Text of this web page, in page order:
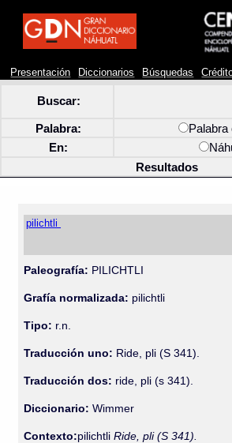
Presentación Diccionarios Búsquedas
Buscar:
Palabra: Palabra
En:
Resultados
pilichtli
Paleografía: PILICHTLI
Grafía normalizada: pilichtli
Tipo: r.n.
Traducción uno: Ride, pli (S 341).
Traducción dos: ride, pli (s 341).
Diccionario:Wimmer
Contexto:pilichtliRide, pli (S 341).